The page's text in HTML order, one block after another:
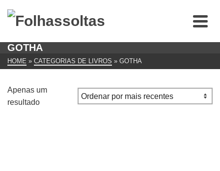
GOTHA
HOME » CATEGORIAS DE LIVROS » GOTHA
Apenas um
resultado